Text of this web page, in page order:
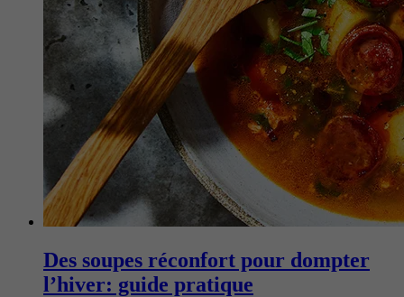
Des soupes réconfort pour dompter
l’hiver: guide pratique